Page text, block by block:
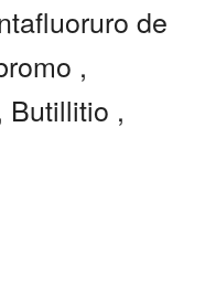
de
,
Butillitio ,